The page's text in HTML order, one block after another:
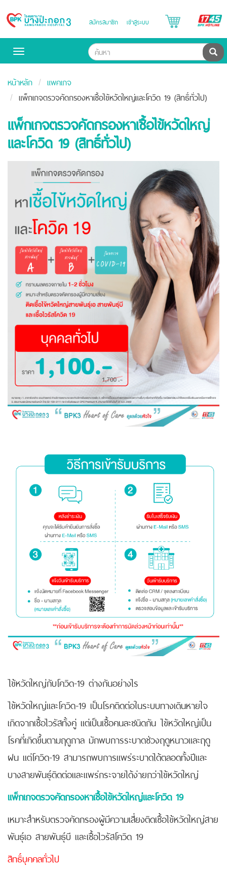
Bangpakok
สมัครสมาชิก เข้าสู่ระบบ
Toggle
ค้น
หน้าหลัก
แพคเกจ
แพ็กเกจตรวจคัดกรองหาเชื้อไข้หวัดใหญ่และโควิด 19 (สิทธิ์ทั่วไป)
แพ็กเกจตรวจคัดกรองหาเชื้อไข้หวัดใหญ่
และโควิด 19 (สิทธิ์ทั่วไป)
ไข้หวัดใหญ่กับโควิด-19 ต่างกันอย่างไร
ไข้หวัดใหญ่และโควิด-19 เป็นโรคติดต่อในระบบทางเดินหายใจ
เกิดจากเชื้อไวรัสทั้งคู่ แต่เป็นเชื้อคนละชนิดกัน ไข้หวัดใหญ่เป็น
โรคที่เกิดขึ้นตามฤดูกาล มักพบการระบาดช่วงฤดูหนาวและฤดู
ฝน แต่โควิด-19 สามารถพบการแพร่ระบาดได้ตลอดทั้งปีและ
บางสายพันธุ์ติดต่อและแพร่กระจายได้ง่ายกว่าไข้หวัดใหญ่
แพ็กเกจตรวจคัดกรองหาเชื้อไข้หวัดใหญ่และโควิด 19
เหมาะสำหรับตรวจคัดกรองผู้มีความเสี่ยงติดเชื้อไข้หวัดใหญ่สาย
พันธุ์เอ สายพันธุ์บี และเชื้อไวรัสโควิด 19
สิทธิ์บุคคลทั่วไป